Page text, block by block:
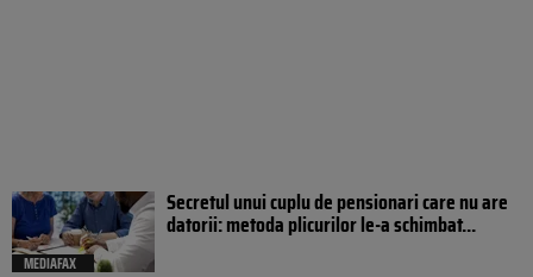
MEDIAFAX
Secretul unui cuplu de pensionari care nu are
datorii: metoda plicurilor le-a schimbat...